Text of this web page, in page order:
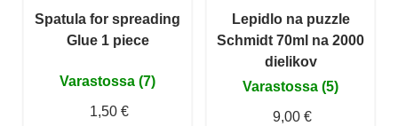
Spatula for spreading
Glue 1 piece
Varastossa (7)
1,50 €
Lepidlo na puzzle
Schmidt 70ml na 2000
dielikov
Varastossa (5)
9,00 €